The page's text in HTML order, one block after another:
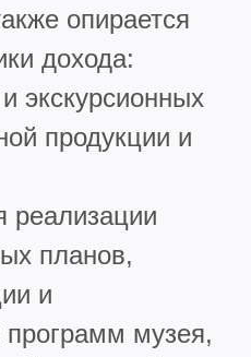
опирается
дохода:
экскурсионных
продукции и
реализации
планов,
и
программ музея,